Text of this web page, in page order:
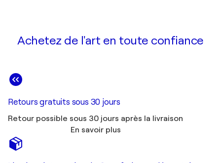
Achetez de l'art en toute confiance
Retours gratuits sous 30 jours
Retour possible sous 30 jours après la livraison
En savoir plus